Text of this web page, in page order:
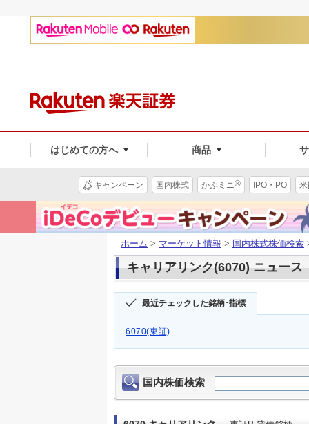
はじめての方へ 商品
キャンペーン 国内株式 かぶミニ® IPO・PO
ホーム > マーケット情報 > 国内株式株価検索
キャリアリンク(6070) ニュース
最近チェックした銘柄･指標
6070(東証)